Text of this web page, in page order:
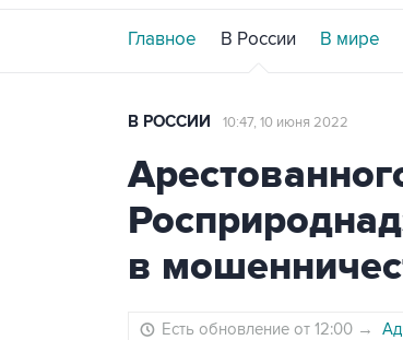
Главное В России В мире
В РОССИИ 10:47, 10 июня 2022
в
Есть обновление от 12:00 →